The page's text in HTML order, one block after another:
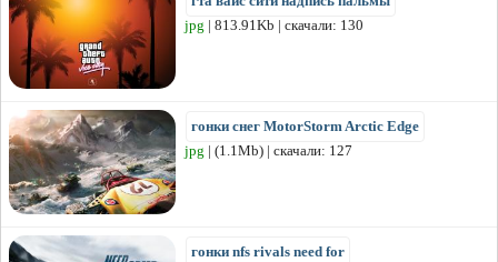
jpg | 813.91Kb | скачали: 130
гонки снег MotorStorm Arctic Edge
jpg | (1.1Mb) | скачали: 127
гонки nfs rivals need for